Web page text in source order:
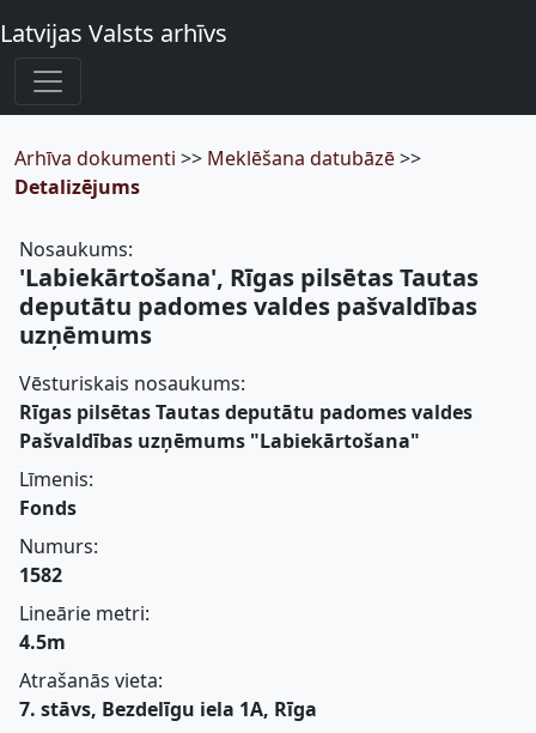
Latvijas Valsts arhīvs
Arhīva dokumenti >> Meklēšana datubāzē>>
Detalizējums
Nosaukums:
'Labiekārtošana', Rīgas pilsētas Tautas
deputātu padomes valdes pašvaldības
uzņēmums
Vēsturiskais nosaukums:
Rīgas pilsētas Tautas deputātu padomes valdes
Pašvaldības uzņēmums "Labiekārtošana"
Līmenis:
Fonds
Numurs:
1582
Lineārie metri:
4.5m
Atrašanās vieta:
7. stāvs, Bezdelīgu iela 1A, Rīga